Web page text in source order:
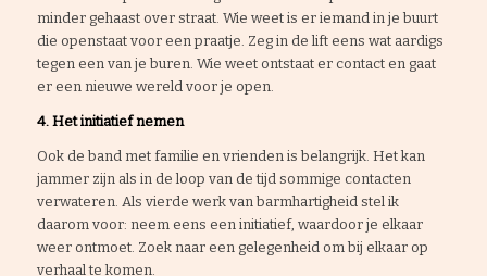
minder gehaast over straat. Wie weet is er iemand in je buurt
die openstaat voor een praatje. Zeg in de lift eens wat aardigs
tegen een van je buren. Wie weet ontstaat er contact en gaat
er een nieuwe wereld voor je open.
4. Het initiatief nemen
Ook de band met familie en vrienden is belangrijk. Het kan
jammer zijn als in de loop van de tijd sommige contacten
verwateren. Als vierde werk van barmhartigheid stel ik
daarom voor: neem eens een initiatief, waardoor je elkaar
weer ontmoet. Zoek naar een gelegenheid om bij elkaar op
verhaal te komen.